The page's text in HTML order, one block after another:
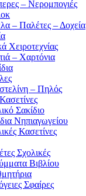
– Νερομπογιές
– Παλέτες – Δοχεία
Χειροτεχνίας
– Χαρτόνια
– Πηλός
Σακίδιο
Νηπιαγωγείου
Κασετίνες
Σχολικές
Βιβλίου
Σφαίρες